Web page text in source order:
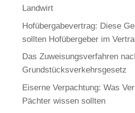
Landwirt
Hofübergabevertrag: Diese
sollten Hofübergeber im
Das Zuweisungsverfahren
Grundstücksverkehrsgesetz
Eiserne Verpachtung: Was
Pächter wissen sollten